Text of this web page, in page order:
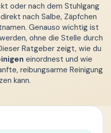
oder nach dem Stuhlgang
nach Salbe, Zäpfchen
Genauso wichtig ist
ohne die Stelle durch
Ratgeber zeigt, wie du
einordnest und wie
reibungsarme Reinigung
kann.